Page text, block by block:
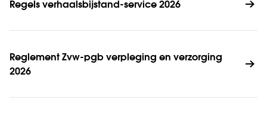
Regels verhaalsbijstand-service 2026
Reglement Zvw-pgb verpleging en verzorging
2026